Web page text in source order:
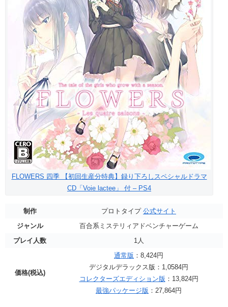
FLOWERS 四季 【初回生産分特典】録り下ろしスペシャルドラマ
CD「Voie lactee」 付 – PS4
制作 プロトタイプ 公式サイト
ジャンル
百合系ミステリィアドベンチャーゲーム
プレイ人数
1人
価格(税込)
通常版 ：8,424円
デジタルデラックス版：1,0584円
コレクターズエディション版 ：13,824円
最強パッケージ版 ：27,864円